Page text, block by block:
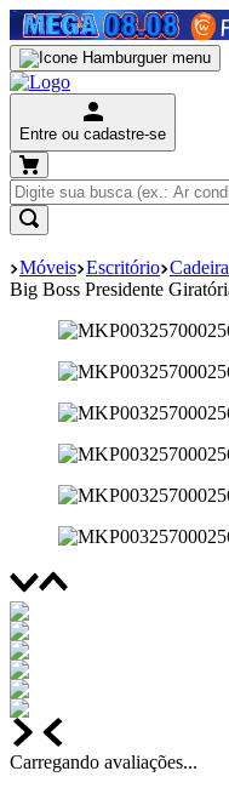
Entre ou cadastre-se
Móveis Escritório
Big Boss Presidente
Carregando avaliações...